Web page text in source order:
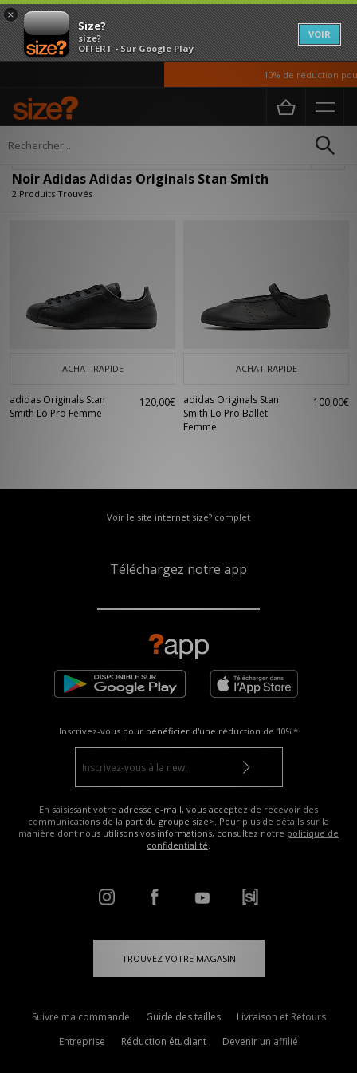
×
Size?
size?
OFFERT - Sur Google Play
VOIR
10% de réduction
Accueil Noir Adidas Adidas Originals Stan Smith
Noir Adidas Adidas Originals Stan Smith
2 Produits Trouvés
ACHAT RAPIDE
adidas Originals Stan
Smith Lo Pro Femme
120,00€
ACHAT RAPIDE
adidas Originals Stan
Smith Lo Pro Ballet
Femme
100,00€
Voir le site internet size? complet
Téléchargez notre app
Inscrivez-vous pour bénéficier d'une réduction de 10%*
En saisissant votre adresse e-mail, vous acceptez de recevoir des
communications de la part du groupe size>. Pour plus de détails sur la
manière dont nous utilisons vos informations, consultez notre politique de
confidentialité.
TROUVEZ VOTRE MAGASIN
Suivre ma commande Guide des tailles
Livraison et Retours
Entreprise
Réduction étudiant Devenir un affilié